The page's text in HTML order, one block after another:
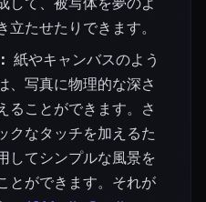
たせたりできます。
紙やキャンバスのよう
、写真に物理的な深さ
ることができます。さ
クなタッチを加えるた
してシンプルな風景を
とができます。それが